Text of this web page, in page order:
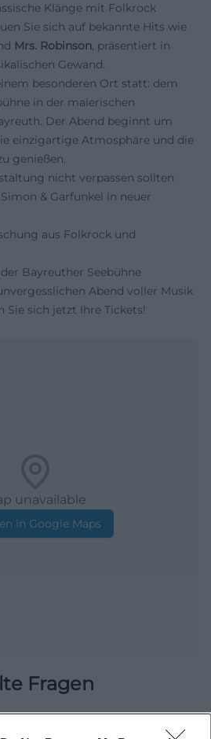
Klänge mit Folkrock
Sie sich auf bekannte Hits wie
Mrs. Robinson, präsentiert in
Gewand.
besonderen Ort statt: dem
in der malerischen
Der Abend beginnt um
einzigartige Atmosphäre und die
genießen.
nicht verpassen sollten
& Garfunkel in neuer
aus Folkrock und
Bayreuther Seebühne
Abend voller Musik
Sie sich jetzt Ihre Tickets!
unavailable
in Google Maps
Fragen